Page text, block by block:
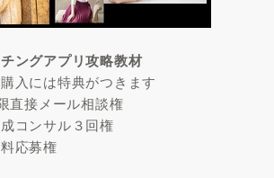
ングアプリ攻略教材
入には特典がつきます
直接メール相談権
コンサル３回権
応募権